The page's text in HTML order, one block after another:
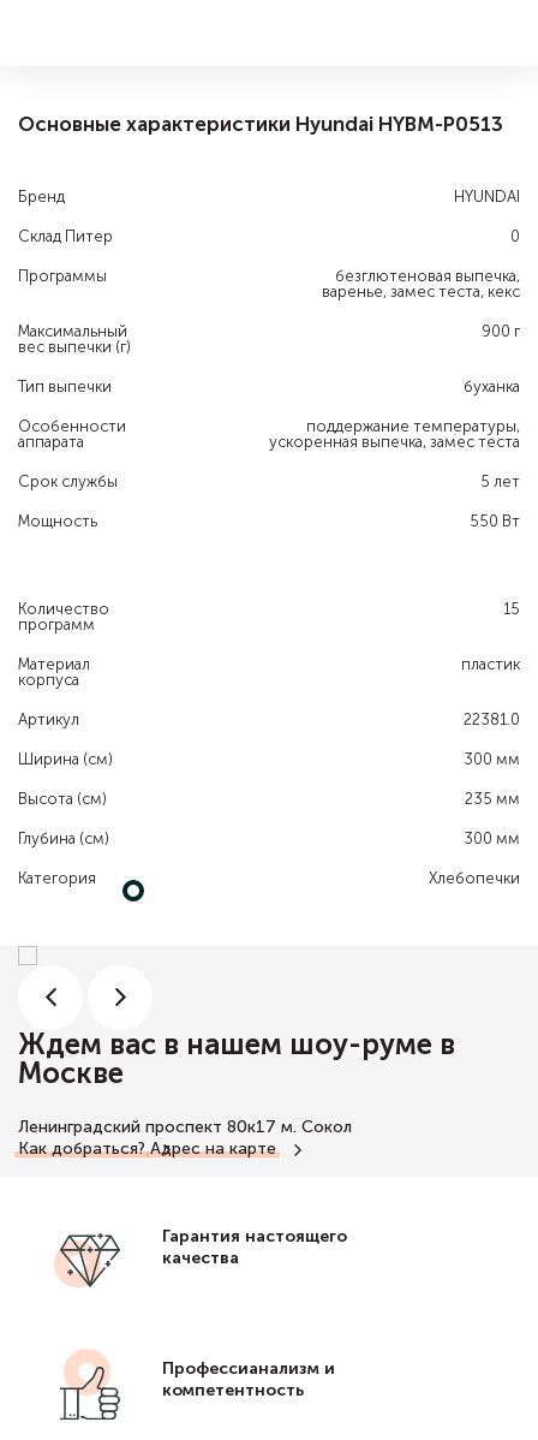
Основные характеристики Hyundai HYBM-P0513
Бренд HYUNDAI
Склад Питер 0
Программы
безглютеновая выпечка,
варенье, замес теста, кекс
Максимальный
вес выпечки (г)
900 г
Тип выпечки буханка
Особенности
аппарата
поддержание температуры,
ускоренная выпечка, замес теста
Срок службы 5 лет
Мощность 550 Вт
Количество
программ
15
Материал
корпуса
пластик
Артикул 22381.0
Ширина (см) 300 мм
Высота (см) 235 мм
Глубина (см) 300 мм
Категория Хлебопечки
Ждем вас в нашем шоу-руме в
Москве
Ленинградский проспект 80к17 м. Сокол
Как добраться? Адрес на карте
Гарантия настоящего
качества
Профессианализм и
компетентность